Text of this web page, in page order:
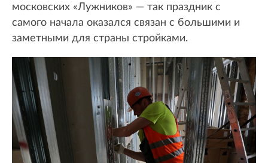
московских «Лужников» — так праздник с
самого начала оказался связан с большими и
заметными для страны стройками.